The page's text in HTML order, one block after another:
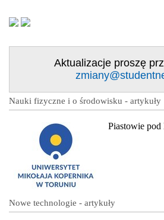
Aktualizacje proszę
Nauki fizyczne i o środowisku - artykuły
Piastowie
Nowe technologie - artykuły